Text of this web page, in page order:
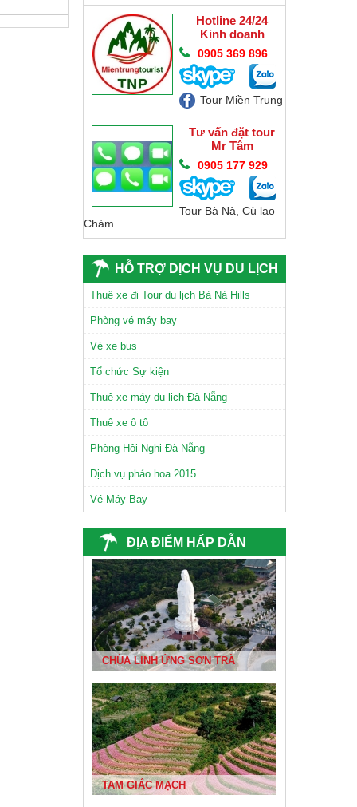
Hotline 24/24
Kinh doanh
0905 369 896
Tour Miền Trung
Tư vấn đặt tour
Mr Tâm
0905 177 929
Tour Bà Nà, Cù lao
Chàm
HỖ TRỢ DỊCH VỤ DU LỊCH
Thuê xe đi Tour du lịch Bà Nà Hills
Phòng vé máy bay
Vé xe bus
Tổ chức Sự kiện
Thuê xe máy du lịch Đà Nẵng
Thuê xe ô tô
Phòng Hội Nghị Đà Nẵng
Dịch vụ pháo hoa 2015
Vé Máy Bay
ĐỊA ĐIỂM HẤP DẪN
CHÙA LINH ỨNG SƠN TRÀ
CHÙA LINH ỨNG SƠN TRÀ
TAM GIÁC MẠCH BIỂN ĐÀ NẴNG ĐẸP NHẤT VIỆT NAM